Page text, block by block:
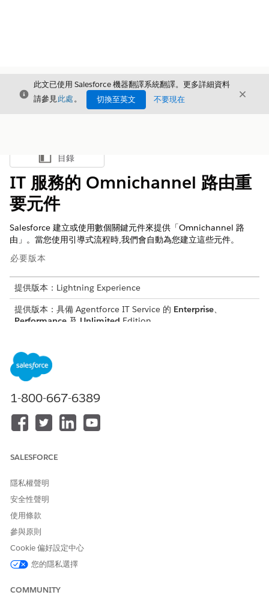
結束
此文已使用 Salesforce 機器翻譯系統翻譯。更多詳細資料
請參見此處。 切換至英文 不要現在 結束
顯示目錄
目錄
IT 服務的 Omnichannel 路由重
要元件
Salesforce 建立或使用數個關鍵元件來提供「Omnichannel 路
由」。當您使用引導式流程時,我們會自動為您建立這些元件。
必要版本
提供版本：Lightning Experience
提供版本：具備 Agentforce IT Service 的 Enterprise、
Performance 及 Unlimited Edition。
佇列
指可與特定事件類型相關聯的支援代表群組。例如,您可以擁有具有
處理此類要求技能特定 IT 履行者之重要事件的關聯。
路由組態會根據工作項目大小、工作人員容量和路由模型,決定將工
分配至關重要。
可用容量的服務代表。這是透過將工作項目大小與工作人員的可用
容量進行比較來決定。請參閱
可用性狀態
工作人員使用預先定義的可用性狀態,在其「代理 IT 服務台」應用
程式中的 Omnichannel 公用程式列上線。例如,「可用 - 事件」狀
態可讓工作人員特別可用於事件。Salesforce 會將這些可用性狀態
1-800-667-6389
SALESFORCE
隱私權聲明
安全性聲明
使用條款
參與原則
Cookie 偏好設定中心
您的隱私選擇
COMMUNITY